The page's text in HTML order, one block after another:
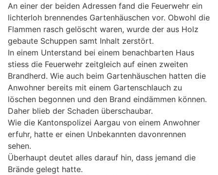
An einer der beiden Adressen fand die Feuerwehr ein
lichterloh brennendes Gartenhäuschen vor. Obwohl die
Flammen rasch gelöscht waren, wurde der aus Holz
gebaute Schuppen samt Inhalt zerstört.
In einem Unterstand bei einem benachbarten Haus
stiess die Feuerwehr zeitgleich auf einen zweiten
Brandherd. Wie auch beim Gartenhäuschen hatten die
Anwohner bereits mit einem Gartenschlauch zu
löschen begonnen und den Brand eindämmen können.
Daher blieb der Schaden überschaubar.
Wie die Kantonspolizei Aargau von einem Anwohner
erfuhr, hatte er einen Unbekannten davonrennen
sehen.
Überhaupt deutet alles darauf hin, dass jemand die
Brände gelegt hatte.